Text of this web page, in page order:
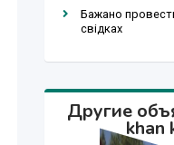
Бажано
свідках
Другие
khan